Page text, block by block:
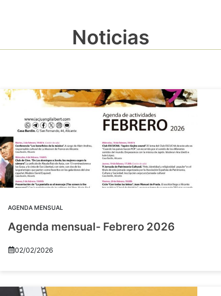
Noticias
AGENDA MENSUAL
Agenda mensual- Febrero 2026
02/02/2026